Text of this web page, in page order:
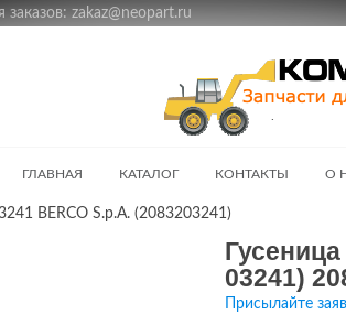
zakaz@neopart.ru
ГЛАВНАЯ КАТАЛОГ КОНТАКТЫ О
BERCO S.p.A. (2083203241)
03241)
Присылайте